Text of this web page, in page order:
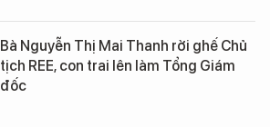
Bà Nguyễn Thị Mai Thanh rời ghế Chủ
tịch REE, con trai lên làm Tổng Giám
đốc